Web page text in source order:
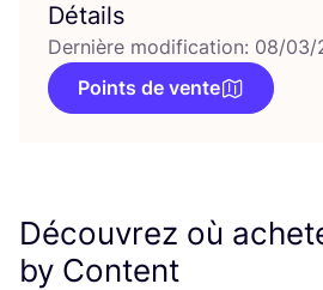
Détails
Dernière modification: 08/03/
Points de vente
Découvrez où
by Content